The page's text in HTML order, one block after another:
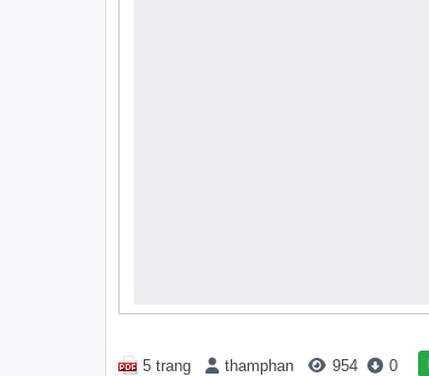
5 trang thamphan 954 0